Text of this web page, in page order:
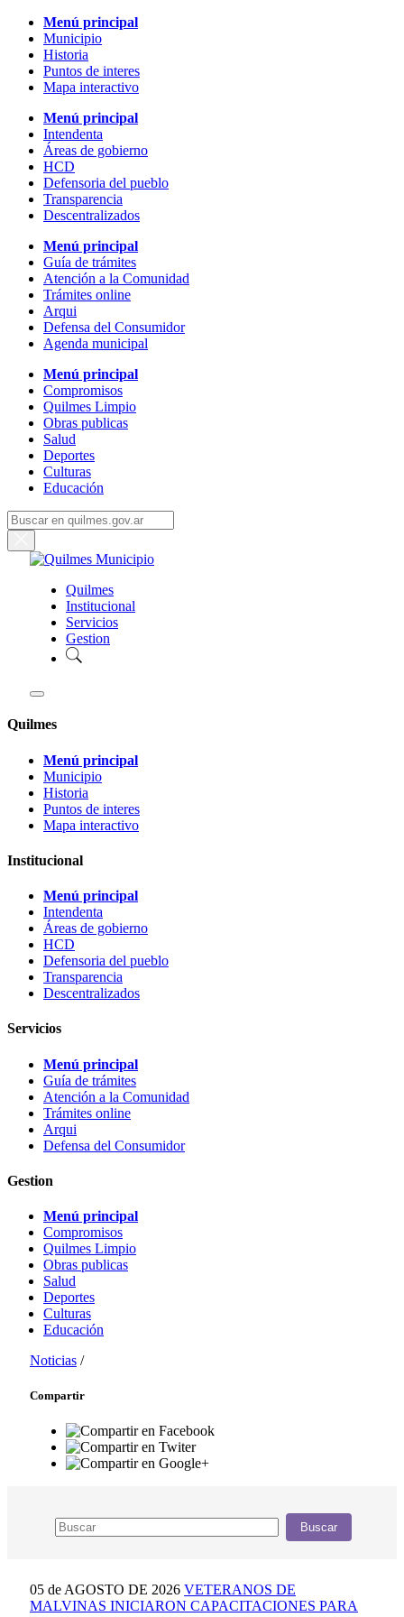
Menú principal
Municipio
Historia
Puntos de interes
Mapa interactivo
Menú principal
Intendenta
Áreas de gobierno
HCD
Defensoria del pueblo
Transparencia
Descentralizados
Menú principal
Guía de trámites
Atención a la Comunidad
Trámites online
Arqui
Defensa del Consumidor
Agenda municipal
Menú principal
Compromisos
Quilmes Limpio
Obras publicas
Salud
Deportes
Culturas
Educación
Quilmes
Institucional
Servicios
Gestion
Quilmes
Menú principal
Municipio
Historia
Puntos de interes
Mapa interactivo
Institucional
Menú principal
Intendenta
Áreas de gobierno
HCD
Defensoria del pueblo
Transparencia
Descentralizados
Servicios
Menú principal
Guía de trámites
Atención a la Comunidad
Trámites online
Arqui
Defensa del Consumidor
Gestion
Menú principal
Compromisos
Quilmes Limpio
Obras publicas
Salud
Deportes
Culturas
Educación
Noticias /
Compartir
Buscar
05 de AGOSTO DE 2026 VETERANOS DE
MALVINAS INICIARON CAPACITACIONES PARA